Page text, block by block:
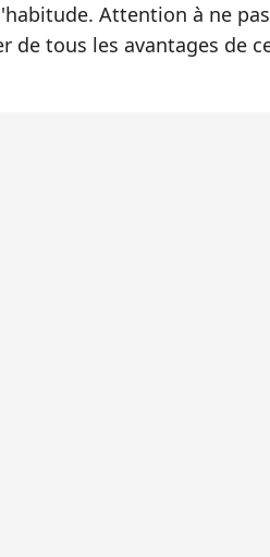
Attention à ne
de tous les avantages de